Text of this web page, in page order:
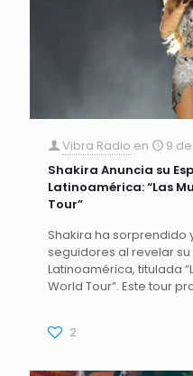
Vibra Radio en
9
Shakira Anuncia su
Latinoamérica: “Las
Tour”
Shakira ha sorprendido
seguidores al revelar
Latinoamérica, titulada
World Tour”. Este tour
2